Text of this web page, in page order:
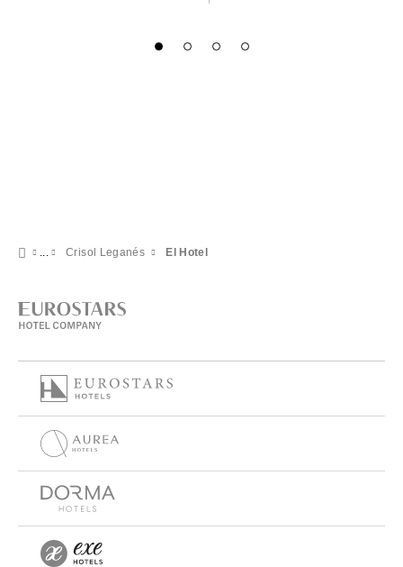
Crisol Leganés El Hotel